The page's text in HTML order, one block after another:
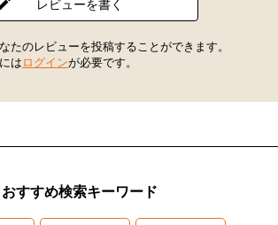
レビューを書く
たのレビューを投稿することができます。
は ログインが必要です。
おすすめ検索キーワード